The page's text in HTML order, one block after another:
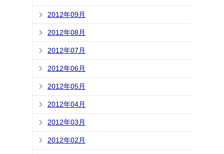
2012年09月
2012年08月
2012年07月
2012年06月
2012年05月
2012年04月
2012年03月
2012年02月